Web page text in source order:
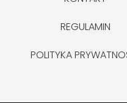
REGULAMIN
POLITYKA